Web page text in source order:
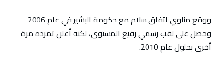
ووقع مناوي اتفاق سلام مع حكومة البشير في عام 2006
وحصل على لقب رسمي رفيع المستوى، لكنه أعلن تمرده مرة
أخرى بحلول عام 2010.